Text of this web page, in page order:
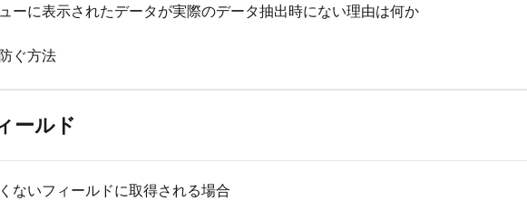
ーに表示されたデータが実際のデータ抽出時にない理由は何か
ぐ方法
ールド
ないフィールドに取得される場合